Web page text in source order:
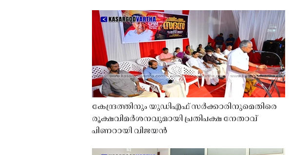
കേന്ദ്രത്തിനും യുഡിഎഫ് സർക്കാരിനുമെതിരെ
രൂക്ഷവിമർശനവുമായി പ്രതിപക്ഷ നേതാവ്
പിണറായി വിജയൻ